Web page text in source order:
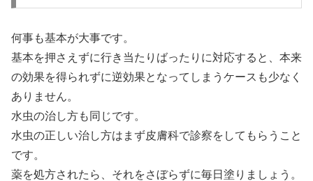
何事も基本が大事です。
基本を押さえずに行き当たりばったりに対応すると、本来
の効果を得られずに逆効果となってしまうケースも少なく
ありません。
水虫の治し方も同じです。
水虫の正しい治し方はまず皮膚科で診察をしてもらうこと
です。
薬を処方されたら、それをさぼらずに毎日塗りましょう。